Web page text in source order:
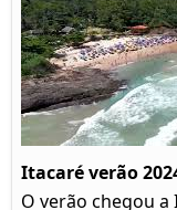
Itacaré verão
O verão chegou a